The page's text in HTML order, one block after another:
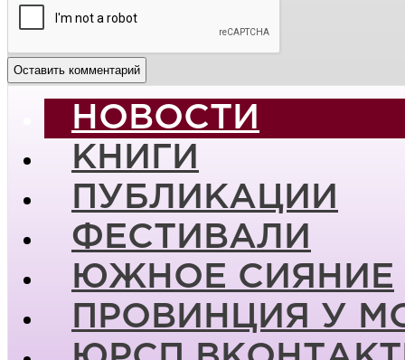
НОВОСТИ
КНИГИ
ПУБЛИКАЦИИ
ФЕСТИВАЛИ
ЮЖНОЕ СИЯНИЕ
ПРОВИНЦИЯ У